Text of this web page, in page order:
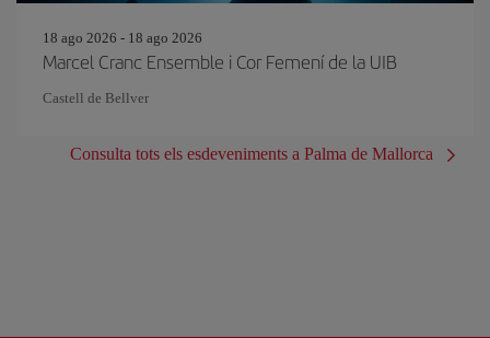
18 ago 2026 - 18 ago 2026
Marcel Cranc Ensemble i Cor Femení de la UIB
Castell de Bellver
Consulta tots els esdeveniments a Palma de Mallorca